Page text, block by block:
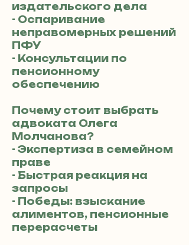
издательского дела
- Оспаривание
неправомерных решений
ПФУ
- Консультации по
пенсионному
обеспечению
Почему стоит выбрать
адвоката Олега
Молчанова?
- Экспертиза в семейном
праве
- Быстрая реакция на
запросы
- Победы: взыскание
алиментов, пенсионные
перерасчеты